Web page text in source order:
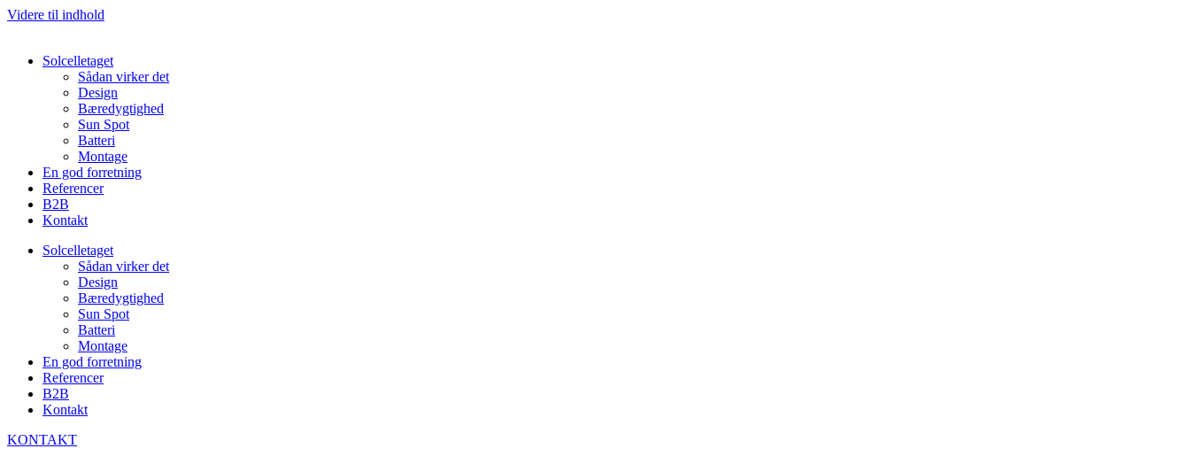
Videre til indhold
Solcelletaget
Sådan virker det
Design
Bæredygtighed
Sun Spot
Batteri
Montage
En god forretning
Referencer
B2B
Kontakt
Solcelletaget
Sådan virker det
Design
Bæredygtighed
Sun Spot
Batteri
Montage
En god forretning
Referencer
B2B
Kontakt
KONTAKT